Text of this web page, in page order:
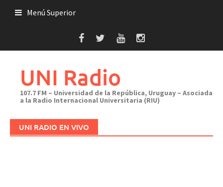
Menú Superior
UNI Radio
107.7 FM – Universidad de la República, Uruguay – Asociada
a la Radio Internacional Universitaria (RIU)
UNI RADIO EN VIVO